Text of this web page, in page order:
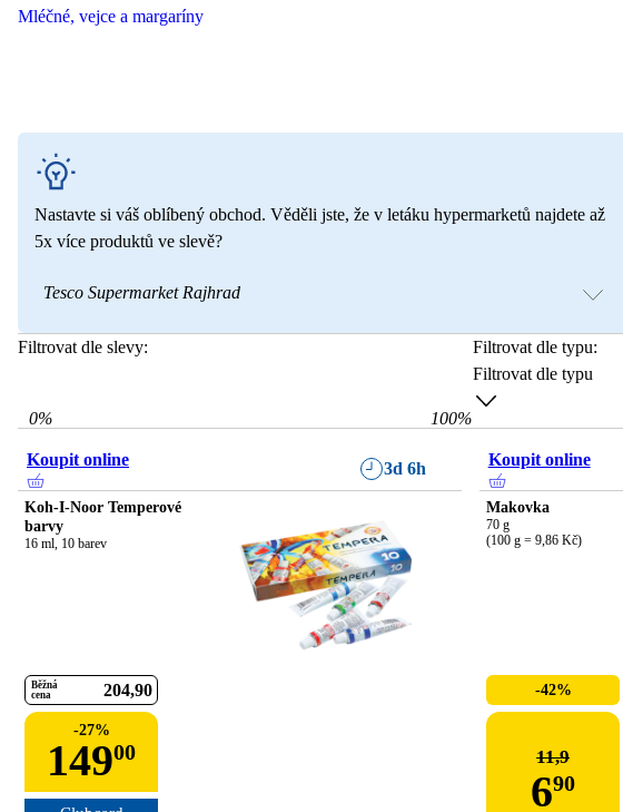
Mléčné, vejce a margaríny
Nastavte si váš oblíbený obchod. Věděli jste, že v letáku hypermarketů najdete až
5x více produktů ve slevě?
Tesco Supermarket Rajhrad
Filtrovat dle slevy:
0% 100%
Filtrovat dle typu:
Filtrovat dle typu
Koupit online 3d 6h
Koh-I-Noor Temperové
barvy
16 ml, 10 barev
Běžná
cena
204 90
-27%
14900
Koupit online
Makovka
70 g
(100 g = 9,86 Kč)
-42%
11,9
690